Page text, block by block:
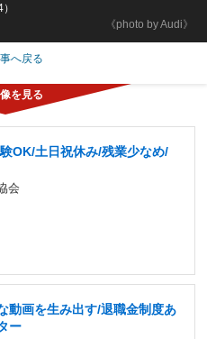
《photo by Audi》
へ戻る
OK/土日祝休み/残業少なめ/
会
動画を生み出す/退職金制度あ
ー